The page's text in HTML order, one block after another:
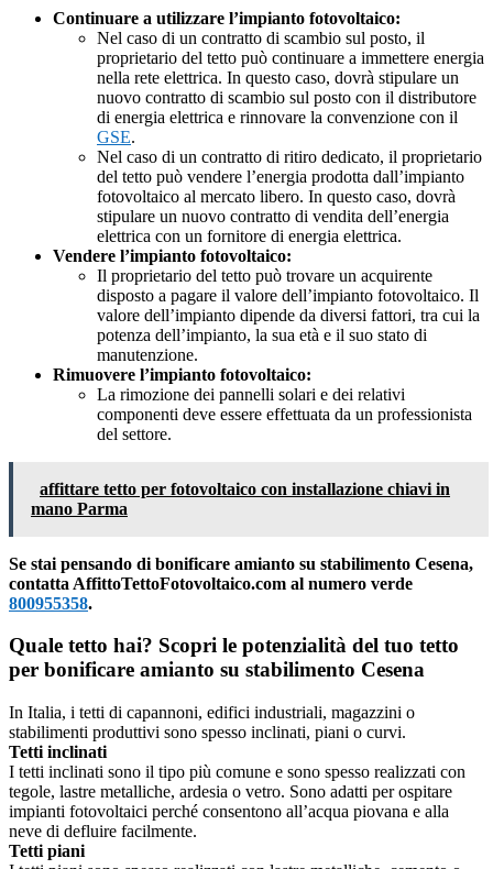
Continuare a utilizzare l’impianto fotovoltaico:
Nel caso di un contratto di scambio sul posto, il
proprietario del tetto può continuare a immettere energia
nella rete elettrica. In questo caso, dovrà stipulare un
nuovo contratto di scambio sul posto con il distributore
di energia elettrica e rinnovare la convenzione con il
GSE.
Nel caso di un contratto di ritiro dedicato, il proprietario
del tetto può vendere l’energia prodotta dall’impianto
fotovoltaico al mercato libero. In questo caso, dovrà
stipulare un nuovo contratto di vendita dell’energia
elettrica con un fornitore di energia elettrica.
Vendere l’impianto fotovoltaico:
Il proprietario del tetto può trovare un acquirente
disposto a pagare il valore dell’impianto fotovoltaico. Il
valore dell’impianto dipende da diversi fattori, tra cui la
potenza dell’impianto, la sua età e il suo stato di
manutenzione.
Rimuovere l’impianto fotovoltaico:
La rimozione dei pannelli solari e dei relativi
componenti deve essere effettuata da un professionista
del settore.
affittare tetto per fotovoltaico con installazione chiavi in
mano Parma
Se stai pensando di bonificare amianto su stabilimento Cesena,
contatta AffittoTettoFotovoltaico.com al numero verde
800955358.
Quale tetto hai? Scopri le potenzialità del tuo tetto
per bonificare amianto su stabilimento Cesena
In Italia, i tetti di capannoni, edifici industriali, magazzini o
stabilimenti produttivi sono spesso inclinati, piani o curvi.
Tetti inclinati
I tetti inclinati sono il tipo più comune e sono spesso realizzati con
tegole, lastre metalliche, ardesia o vetro. Sono adatti per ospitare
impianti fotovoltaici perché consentono all’acqua piovana e alla
neve di defluire facilmente.
Tetti piani